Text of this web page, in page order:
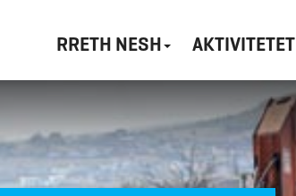
RRETH NESH AKTIVITETET